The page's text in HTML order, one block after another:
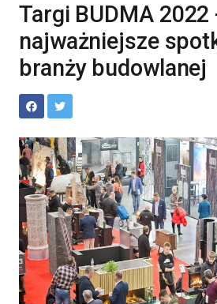
Targi BUDMA 2022
najważniejsze
branży budowlanej